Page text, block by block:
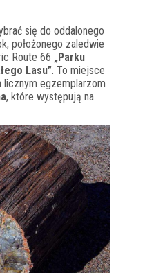
się do oddalonego
położonego zaledwie
Route 66 „Parku
Lasu”. To miejsce
egzemplarzom
, które występują na